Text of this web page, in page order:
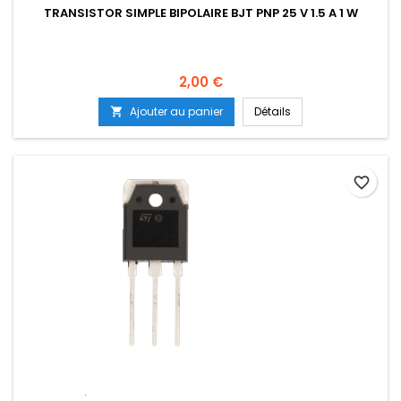
TRANSISTOR SIMPLE BIPOLAIRE BJT PNP 25 V 1.5 A 1 W
Prix
2,00 €
 Ajouter au panier Détails
favorite_border